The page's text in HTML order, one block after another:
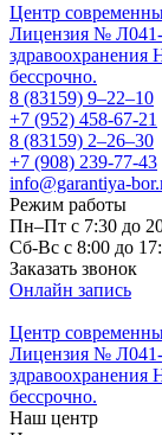
Центр
Лицензия № Л041-
здравоохранения
бессрочно.
8 (83159) 9–22–10
+7 (952) 458-67-21
8 (83159) 2–26–30
+7 (908) 239-77-43
info@garantiya-
Режим работы
Пн–Пт с 7:30 до
Cб-Вс с 8:00 до
Заказать звонок
Онлайн запись
Центр
Лицензия № Л041-
здравоохранения
бессрочно.
Наш центр